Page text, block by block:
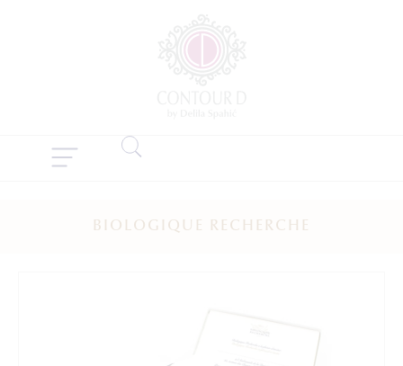
BIOLOGIQUE RECHERCHE